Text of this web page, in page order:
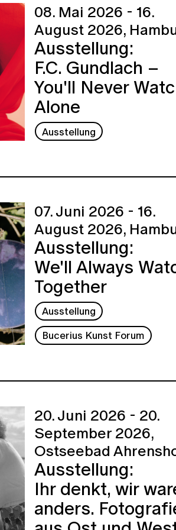
08. Mai 2026 - 16.
August 2026,
Ausstellung:
F.C. Gundlach –
You'll Never
Alone
Ausstellung
07. Juni 2026 - 16.
August 2026,
Ausstellung:
We'll Always
Together
Ausstellung
Bucerius Kunst Forum
20. Juni 2026 - 20.
September 2026,
Ostseebad
Ausstellung:
Ihr denkt, wir
anders.